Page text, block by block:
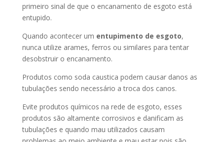
primeiro sinal de que o encanamento de esgoto está
entupido.
Quando acontecer um entupimento de esgoto,
nunca utilize arames, ferros ou similares para tentar
desobstruir o encanamento.
Produtos como soda caustica podem causar danos as
tubulações sendo necessário a troca dos canos.
Evite produtos químicos na rede de esgoto, esses
produtos são altamente corrosivos e danificam as
tubulações e quando mau utilizados causam